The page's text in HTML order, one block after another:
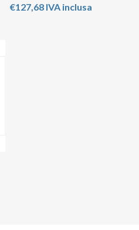
€127,68 IVA inclusa